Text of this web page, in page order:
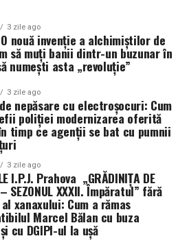
rivale precum China. Utilizarea
non-tradiționale permite
de raportare publică,
libertate de mișcare, dar și
în cursa pentru supremație
3 zile ago
nouă invenție a alchimiștilor de
să muți banii dintr-un buzunar în
numești asta „revoluție”
3 zile ago
nepăsare cu electroșocuri: Cum
poliției modernizarea oferită
timp ce agenții se bat cu pumnii
3 zile ago
I.P.J. Prahova „GRĂDINIȚA DE
SEZONUL XXXII. Împăratul” fără
xanaxului: Cum a rămas
Marcel Bălan cu buza
cu DGIPI-ul la ușă